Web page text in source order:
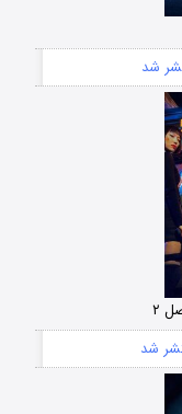
شد
۲
شد